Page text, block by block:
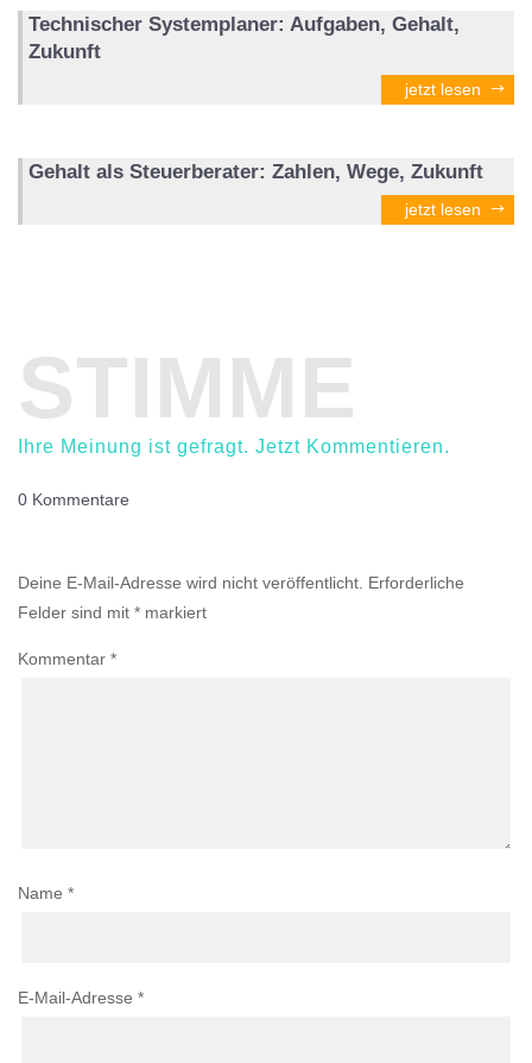
Technischer Systemplaner: Aufgaben, Gehalt,
Zukunft
jetzt lesen
Gehalt als Steuerberater: Zahlen, Wege, Zukunft
jetzt lesen
STIMME
Ihre Meinung ist gefragt. Jetzt Kommentieren.
0 Kommentare
Deine E-Mail-Adresse wird nicht veröffentlicht. Erforderliche
Felder sind mit * markiert
Kommentar *
Name *
E-Mail-Adresse *